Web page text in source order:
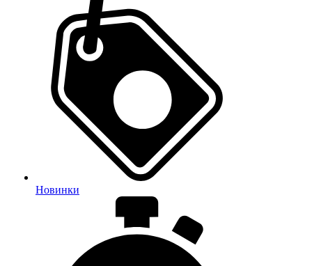
Новинки